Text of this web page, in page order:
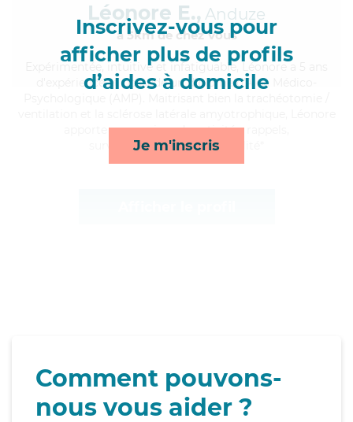
Inscrivez-vous pour
afficher plus de profils
d’aides à domicile
Je m'inscris
Léonore E., Anduze
à 5km de chez Vous
, intuitive et infatiguable, Léonore a 5 ans
d'expérience et possède un diplôme d'Aide Médico-
apporte ses services de activités, rappels,
surveillance de nuit et mobilité*
Comment pouvons-
nous vous aider ?